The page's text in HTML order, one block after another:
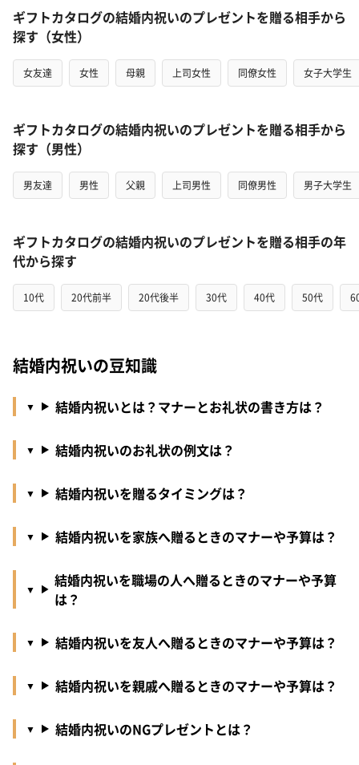
ギフトカタログの結婚内祝いのプレゼントを贈る相手から
探す（女性）
女友達 女性 母親 上司女性 同僚女性 女子大学生
ギフトカタログの結婚内祝いのプレゼントを贈る相手から
探す（男性）
男友達 男性 父親 上司男性 同僚男性 男子大学生
ギフトカタログの結婚内祝いのプレゼントを贈る相手の年
代から探す
10代 20代前半 20代後半 30代 40代 50代
結婚内祝いの豆知識
結婚内祝いとは？マナーとお礼状の書き方は？
結婚内祝いのお礼状の例文は？
結婚内祝いを贈るタイミングは？
結婚内祝いを家族へ贈るときのマナーや予算は？
結婚内祝いを職場の人へ贈るときのマナーや予算
は？
結婚内祝いを友人へ贈るときのマナーや予算は？
結婚内祝いを親戚へ贈るときのマナーや予算は？
結婚内祝いのNGプレゼントとは？